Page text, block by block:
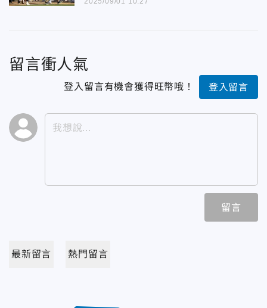
留言衝人氣
登入留言有機會獲得旺幣哦！ 登入留言
留言
最新留言 熱門留言